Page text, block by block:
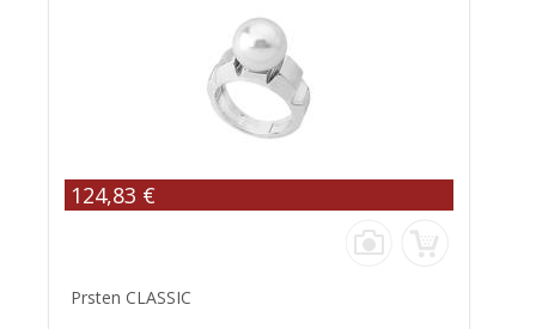
124,83 €
Prsten CLASSIC